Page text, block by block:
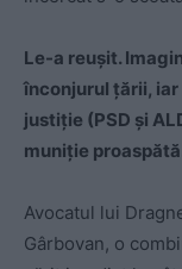
Le-a reuşit.
înconjurul ţării,
justiţie (PSD şi
muniţie
Avocatul lui
Gârbovan, o